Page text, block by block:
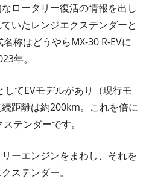
ロータリー復活の情報を出し
いたレンジエクステンダーと
称はどうやらMX-30 R-EVに
年。
してEVモデルがあり（現行モ
距離は約200km。これを倍に
テンダーです。
ーエンジンをまわし、それを
ステンダー。